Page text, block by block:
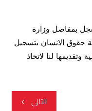
بمفاصل وزارة
حقوق الانسان بتسجيل
لنا لاتخاذ
التالي